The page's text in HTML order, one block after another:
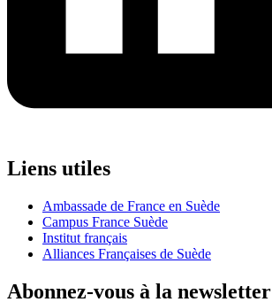
Liens utiles
Ambassade de France en Suède
Campus France Suède
Institut français
Alliances Françaises de Suède
Abonnez-vous à la newsletter